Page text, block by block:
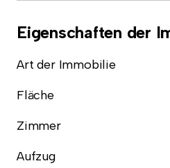
Eigenschaften der
Art der Immobilie
Fläche
Zimmer
Aufzug